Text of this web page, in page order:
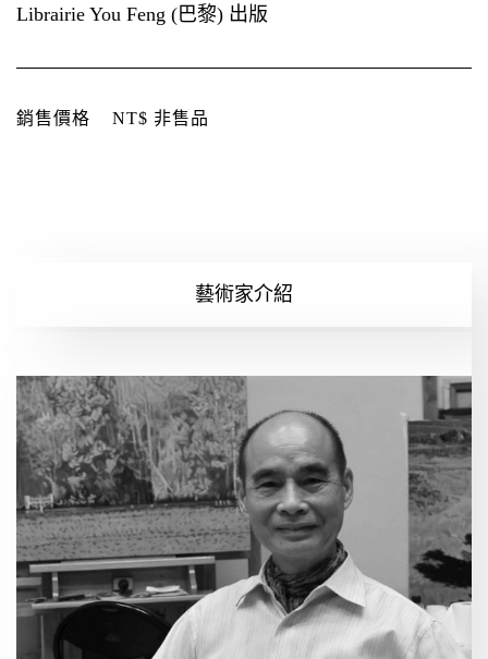
Librairie You Feng (巴黎) 出版
銷售價格 NT$ 非售品
藝術家介紹